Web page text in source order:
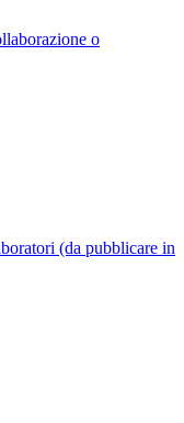
o
(da pubblicare in